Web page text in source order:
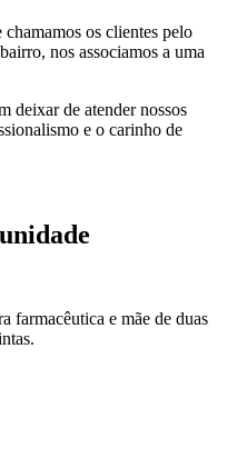
os clientes pelo
nos associamos a uma
deixar de atender nossos
e o carinho de
farmacêutica e mãe de duas